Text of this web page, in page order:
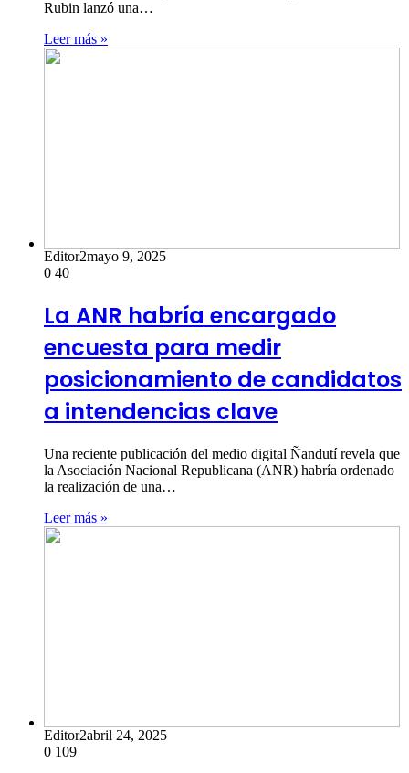
Rubin lanzó una…
Leer más »
Editor2mayo 9, 2025
0 40
La ANR habría encargado
encuesta para medir
posicionamiento de candidatos
a intendencias clave
Una reciente publicación del medio digital Ñandutí revela que
la Asociación Nacional Republicana (ANR) habría ordenado
la realización de una…
Leer más »
Editor2abril 24, 2025
0 109